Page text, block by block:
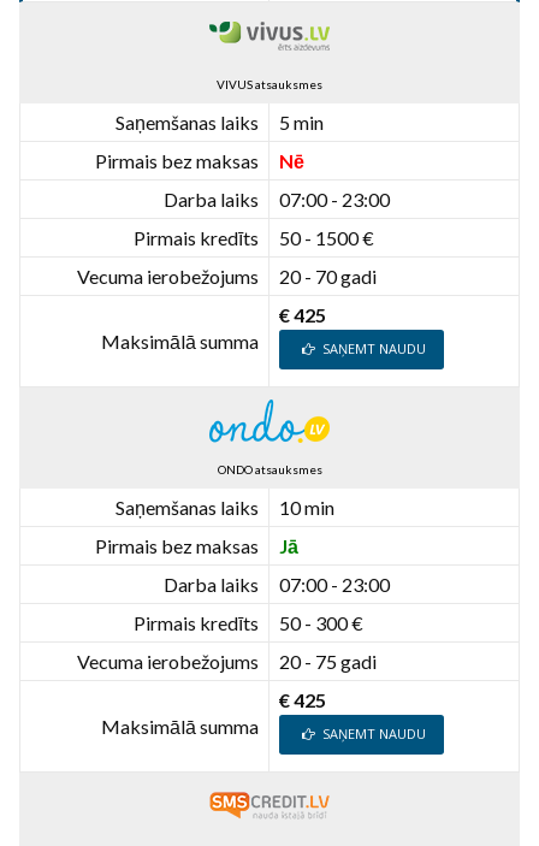
VIVUS atsauksmes
Saņemšanas laiks
5 min
Pirmais bez maksas
Nē
Darba laiks
07:00 - 23:00
Pirmais kredīts
50 - 1500 €
Vecuma ierobežojums
20 - 70 gadi
Maksimālā summa
€ 425
SAŅEMT NAUDU
ONDO atsauksmes
Saņemšanas laiks
10 min
Pirmais bez maksas
Jā
Darba laiks
07:00 - 23:00
Pirmais kredīts
50 - 300 €
Vecuma ierobežojums
20 - 75 gadi
Maksimālā summa
€ 425
SAŅEMT NAUDU